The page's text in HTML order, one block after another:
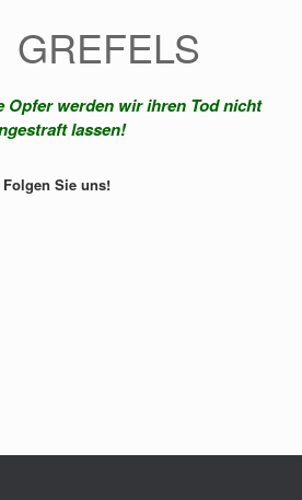
GREFELS
Opfer werden wir ihren Tod nicht
lassen!
Folgen Sie uns!